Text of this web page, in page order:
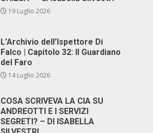
19 Luglio 2026
L’Archivio dell’Ispettore Di
Falco | Capitolo 32: Il Guardiano
del Faro
14 Luglio 2026
COSA SCRIVEVA LA CIA SU
ANDREOTTI E I SERVIZI
SEGRETI? – DI ISABELLA